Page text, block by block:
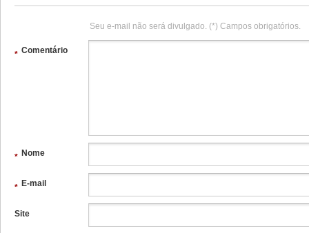
Seu e-mail não será divulgado. (*) Campos obrigatórios.
Comentário
*
Nome
*
E-mail
*
Site